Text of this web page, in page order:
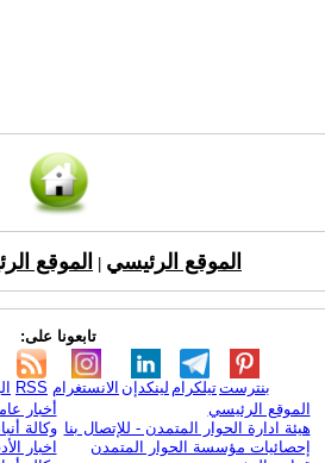
الموقع الرئيسي الموقع
تابعونا على:
RSS الانستغرام لينكدإن تيلكرامبنترست
الموقع الرئيسي
هيئة ادارة الحوار المتمدن - للإتصال بنا
إحصائيات مؤسسة الحوار المتمدن
أخبار
وكالة
اخبار